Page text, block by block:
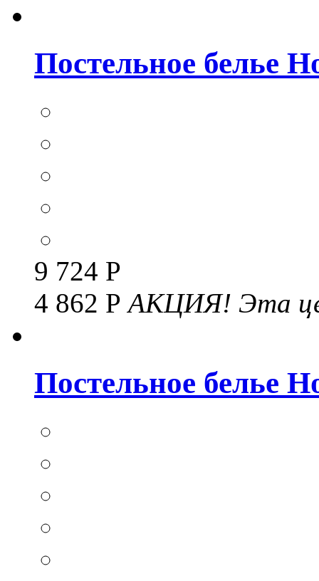
Постельное белье
9 724 Р
4 862 РАКЦИЯ! Эта
Постельное белье